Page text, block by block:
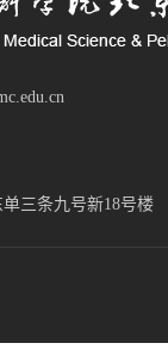
三条九号新18号楼